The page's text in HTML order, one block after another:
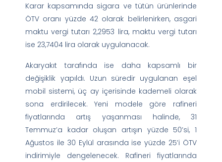
Karar kapsamında sigara ve tütün ürünlerinde
ÖTV oranı yüzde 42 olarak belirlenirken, asgari
maktu vergi tutarı 2,2953 lira, maktu vergi tutarı
ise 23,7404 lira olarak uygulanacak.
Akaryakıt tarafında ise daha kapsamlı bir
değişiklik yapıldı. Uzun süredir uygulanan eşel
mobil sistemi, üç ay içerisinde kademeli olarak
sona erdirilecek. Yeni modele göre rafineri
fiyatlarında artış yaşanması halinde, 31
Temmuz’a kadar oluşan artışın yüzde 50’si, 1
Ağustos ile 30 Eylül arasında ise yüzde 25’i ÖTV
indirimiyle dengelenecek. Rafineri fiyatlarında